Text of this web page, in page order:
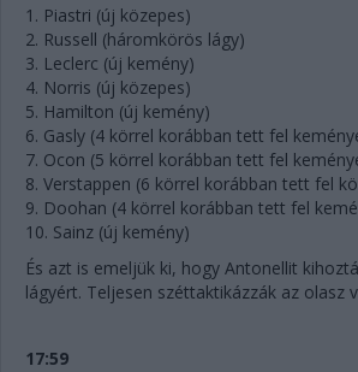
1. Piastri (új közepes)
2. Russell (háromkörös lágy)
3. Leclerc (új kemény)
4. Norris (új közepes)
5. Hamilton (új kemény)
6. Gasly (4 körrel korábban tett fel
7. Ocon (5 körrel korábban tett fel
8. Verstappen (6 körrel korábban tett fel
9. Doohan (4 körrel korábban tett fel
10. Sainz (új kemény)
És azt is emeljük ki, hogy Antonellit
lágyért. Teljesen széttaktikázzák az olasz
17:59